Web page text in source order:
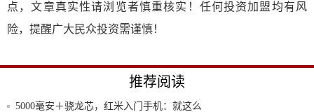
点，文章真实性请浏览者慎重核实！任何投资加盟均有风
险，提醒广大民众投资需谨慎！
推荐阅读
5000毫安＋骁龙芯，红米入门手机：就这么